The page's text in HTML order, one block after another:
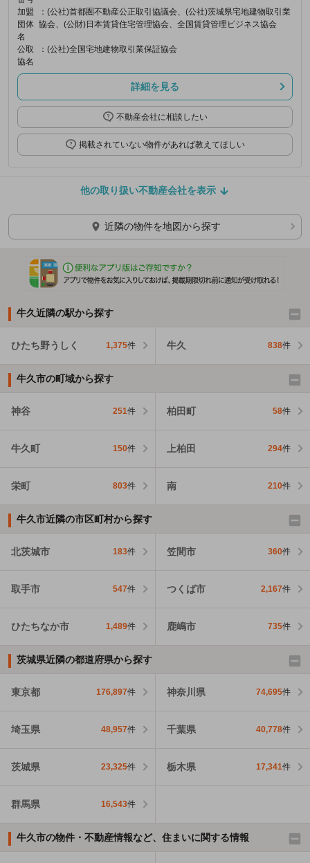
加盟
団体
名
：(公社)首都圏不動産公正取引協議会、(公社)茨城県宅地建物取引業
協会、(公財)日本賃貸住宅管理協会、全国賃貸管理ビジネス協会
公取
協名
：(公社)全国宅地建物取引業保証協会
詳細を見る
不動産会社に相談したい
掲載されていない物件があれば教えてほしい
他の取り扱い不動産会社を表示
近隣の物件を地図から探す
牛久近隣の駅から探す
ひたち野うしく 1,375件 牛久 838件
牛久市の町域から探す
神谷 251件 柏田町 58件
牛久町 150件 上柏田 294件
栄町 803件 南 210件
牛久市近隣の市区町村から探す
北茨城市 183件 笠間市 360件
取手市 547件 つくば市 2,167件
ひたちなか市 1,489件 鹿嶋市 735件
茨城県近隣の都道府県から探す
東京都 176,897件 神奈川県 74,695件
埼玉県 48,957件 千葉県 40,778件
茨城県 23,325件 栃木県 17,341件
群馬県 16,543件
牛久市の物件・不動産情報など、住まいに関する情報